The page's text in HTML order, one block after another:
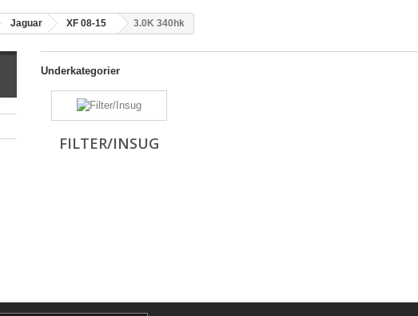
Jaguar XF 08-15 3.0K 340hk
Underkategorier
FILTER/INSUG